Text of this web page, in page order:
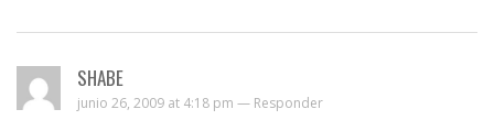
SHABE
junio 26, 2009 at 4:18 pm — Responder